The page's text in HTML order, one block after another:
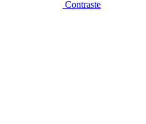
Contraste